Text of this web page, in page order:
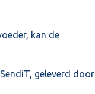
kan de
geleverd door